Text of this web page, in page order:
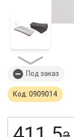
Под заказ
Код: 0909014